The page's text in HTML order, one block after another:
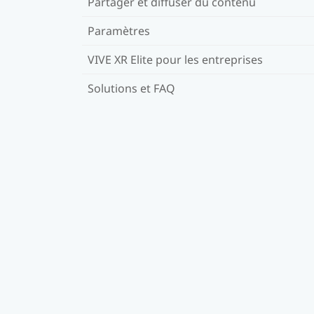
Paramètres
VIVE XR Elite pour les entreprises
Solutions et FAQ